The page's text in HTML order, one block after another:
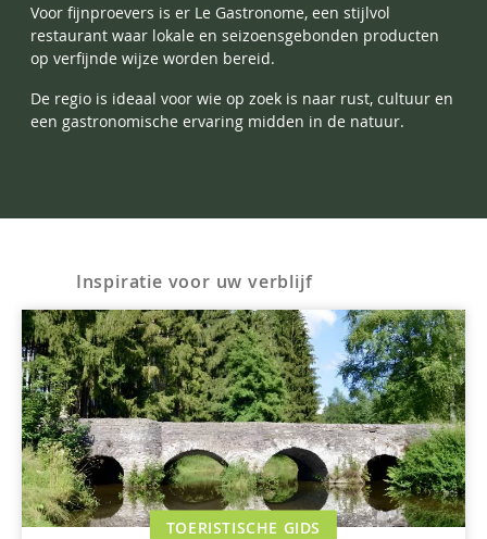
Voor fijnproevers is er Le Gastronome, een stijlvol
restaurant waar lokale en seizoensgebonden producten
op verfijnde wijze worden bereid.
De regio is ideaal voor wie op zoek is naar rust, cultuur en
een gastronomische ervaring midden in de natuur.
Inspiratie voor uw verblijf
TOERISTISCHE GIDS